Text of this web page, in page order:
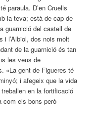
paraula. D’en Cruells
la teva; està de cap de
guarnició del castell de
i l’Albiol, dos nois molt
de la guarnició és tan
les veus de
«La gent de Figueres té
i afegeix que la vida
en la fortificació
com els bons però